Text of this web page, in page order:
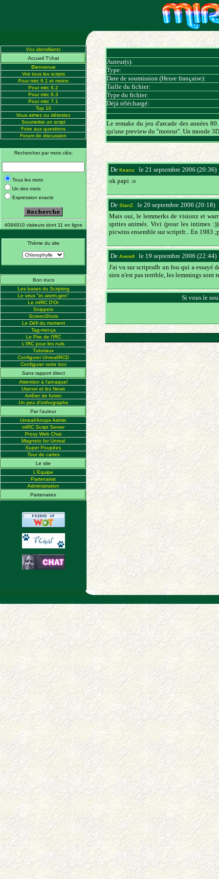
Vos identifiants
Accueil T'chat
Bienvenue
Voir tous les scripts
Pour mirc 6.1 et moins
Pour mirc 6.2
Pour mirc 6.3
Pour mirc 7.1
Top 10
Vous aimez ou détestez
Soumettre un script
Foire aux questions
Forum de discussion
Rechercher par mots clés:
Tous les mots
Un des mots
Expression exacte
4094910 visiteurs dont 11 en ligne
Thème du site
Bon trucs
Les bases du Scripting
Le virus "irc.worm.gen"
Le mIRC D'Or
Snippets
ScreenShots
Le Défi du moment
Tag-moi-ça
Le Pire de l'IRC
L'IRC pour les nuls
Tutoriaux
Configurer UnrealIRCD
Configurer votre box
Sans rapport direct
Attention à l'arnaque!
Usenet et les News
Arrêter de fumer
Un peu d'orthographe
Par l'auteur
Unreal/Anope Admin
mIRC Script Server
Proxy Web Chat
Magneto for Unreal
Super Poupées
Tour de cartes
Le site
L'Equipe
Partenariat
Administration
Partenaires
Auteur(s):
Type:
Date de soumission (Heure française):
Taille du fichier:
Type du fichier:
Déjà téléchargé:
Le remake du jeu d'arcade des années
qu'une preview du "moteur". Un monde
De Keanu le 21 septembre 2006 (20:36)
ok papi :o
De StanZle 20 septembre 2006 (20:18)
Mais oui, le lemmerks de visionz et
sprites animés. Vivi (pour les intimes
picwins ensemble sur scriptfr... En 1983
De Averellle 19 septembre 2006 (22:44)
J'ai vu sur scriptsdb un fou qui a essayé
sien n'est pas terrible, les lemmings sont
Si vous le